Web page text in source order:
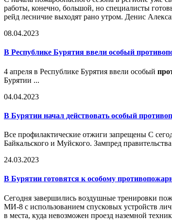
работы, конечно, большой, но специалисты
рейд лесничие выходят рано утром. Денис
08.04.2023
В Республике Бурятия ввели особый
4 апреля в Республике Бурятия ввели особый
Бурятии ...
04.04.2023
В Бурятии начал действовать особый
Все профилактические отжиги запрещены С
Байкальского и Муйского. Зампред
24.03.2023
В Бурятии готовятся к особому
Сегодня завершились воздушные тренировки
МИ-8 с использованием спусковых устройств
в места, куда невозможен проезд наземной